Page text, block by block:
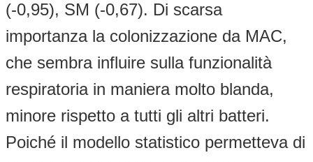
(-0,95), SM (-0,67). Di scarsa
importanza la colonizzazione da MAC,
che sembra influire sulla funzionalità
respiratoria in maniera molto blanda,
minore rispetto a tutti gli altri batteri.
Poiché il modello statistico permetteva di